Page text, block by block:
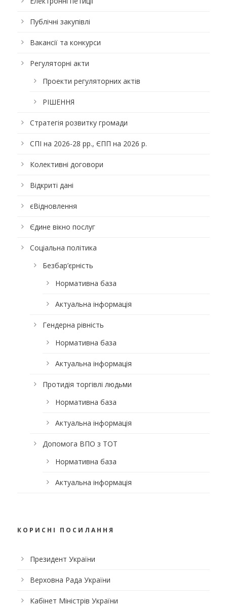
Публічні закупівлі
Вакансії та конкурси
Регуляторні акти
Проекти регуляторних актів
РІШЕННЯ
Стратегія розвитку громади
СПІ на 2026-28 рр., ЄПП на 2026 р.
Колективні договори
Відкриті дані
єВідновлення
Єдине вікно послуг
Соціальна політика
Безбар’єрність
Нормативна база
Актуальна інформація
Гендерна рівність
Нормативна база
Актуальна інформація
Протидія торгівлі людьми
Нормативна база
Актуальна інформація
Допомога ВПО з ТОТ
Нормативна база
Актуальна інформація
КОРИСНІ ПОСИЛАННЯ
Президент України
Верховна Рада України
Кабінет Міністрів України